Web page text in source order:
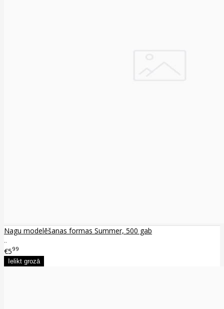
Nagu modelēšanas formas Summer, 500 gab
..
€599